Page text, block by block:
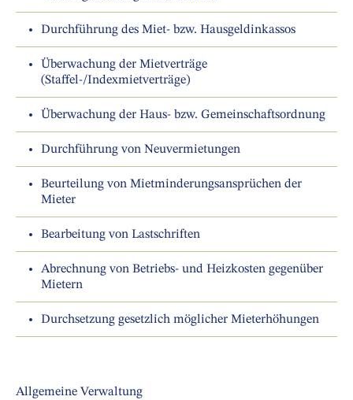
Durchführung des Miet- bzw. Hausgeldinkassos
Überwachung der Mietverträge
(Staffel-/Indexmietverträge)
Überwachung der Haus- bzw. Gemeinschaftsordnung
Durchführung von Neuvermietungen
Beurteilung von Mietminderungsansprüchen der
Mieter
Bearbeitung von Lastschriften
Abrechnung von Betriebs- und Heizkosten gegenüber
Mietern
Durchsetzung gesetzlich möglicher Mieterhöhungen
Allgemeine Verwaltung